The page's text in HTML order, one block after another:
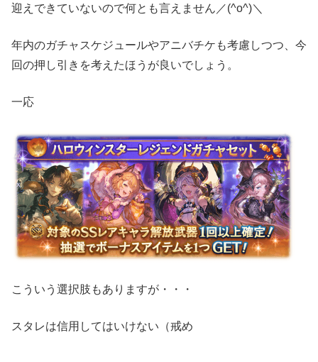
迎えできていないので何とも言えません／(^o^)＼
年内のガチャスケジュールやアニバチケも考慮しつつ、今
回の押し引きを考えたほうが良いでしょう。
一応
こういう選択肢もありますが・・・
スタレは信用してはいけない（戒め